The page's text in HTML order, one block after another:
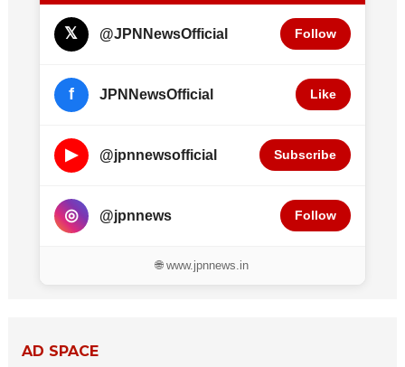
𝕏 @JPNNewsOfficial Follow
f JPNNewsOfficial Like
▶ @jpnnewsofficial Subscribe
◎ @jpnnews Follow
🌐 www.jpnnews.in
AD SPACE